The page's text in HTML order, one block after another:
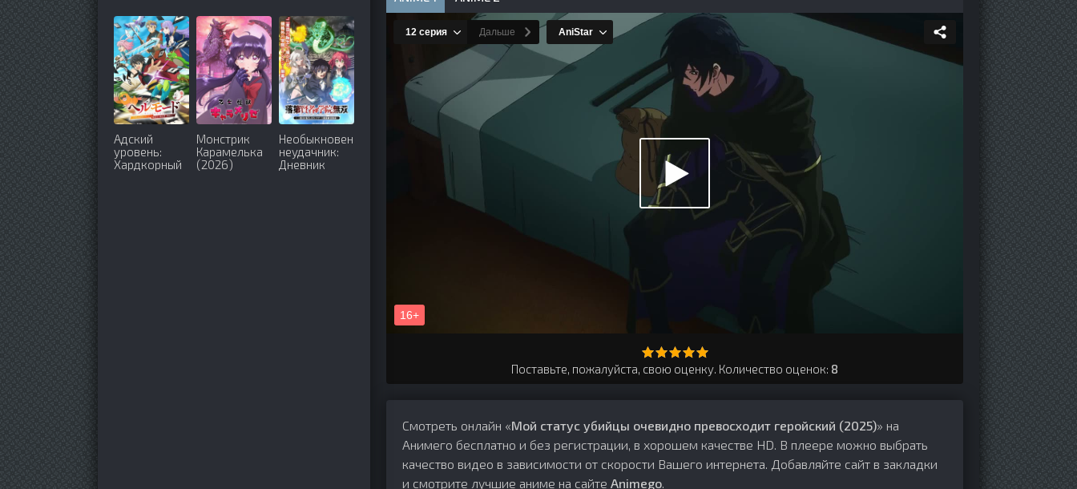
Поставьте, пожалуйста, свою оценку. Количество оценок: 8
Смотреть онлайн «Мой статус убийцы очевидно превосходит геройский (2025)» на
Анимего бесплатно и без регистрации, в хорошем качестве HD. В плеере можно выбрать
качество видео в зависимости от скорости Вашего интернета. Добавляйте сайт в закладки
и смотрите лучшие аниме на сайте Animego.
«Оставьте
это на меня и
уходите» и
стал
легендой
(2026)
мире (2016-
2026)
Адский
уровень:
Хардкорный
Монстрик
Карамелька
(2026)
Необыкновенный
неудачник:
Дневник